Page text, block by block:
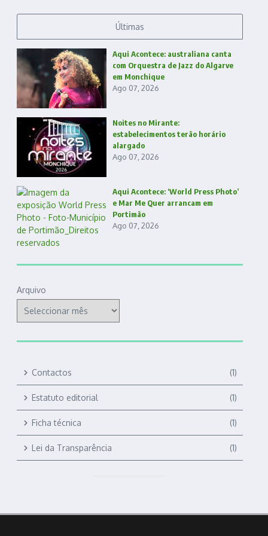
Últimas
Aqui Acontece: australiana canta
com Orquestra de Jazz do Algarve
em Monchique
Ago 07, 2026
Noites no Mirante:
estabelecimentos terão horário
alargado
Ago 07, 2026
Aqui Acontece: ‘World Press Photo’
e Mar Me Quer arrancam em
Portimão
Ago 07, 2026
Arquivo
Contactos (1)
Estatuto editorial (1)
Ficha técnica (1)
Lei da Transparência (1)